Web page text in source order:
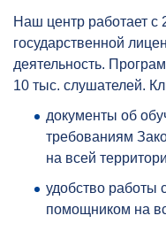
Наш центр работает с
государственной
деятельность.
10 тыс. слушателей.
документы об
требованиям
на всей
удобство
помощником на